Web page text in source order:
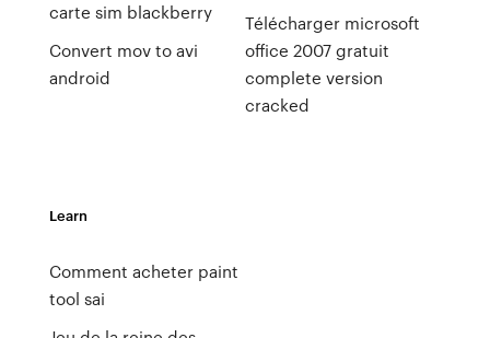
carte sim blackberry
Convert mov to avi
android
Télécharger microsoft
office 2007 gratuit
complete version
cracked
Learn
Comment acheter paint
tool sai